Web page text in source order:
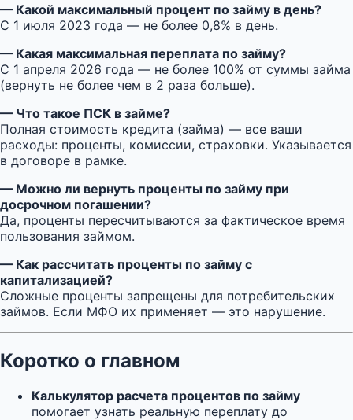
— Какой максимальный процент по займу в день?
С 1 июля 2023 года — не более 0,8% в день.
— Какая максимальная переплата по займу?
С 1 апреля 2026 года — не более 100% от суммы займа
(вернуть не более чем в 2 раза больше).
— Что такое ПСК в займе?
Полная стоимость кредита (займа) — все ваши
расходы: проценты, комиссии, страховки. Указывается
в договоре в рамке.
— Можно ли вернуть проценты по займу при
досрочном погашении?
Да, проценты пересчитываются за фактическое время
пользования займом.
— Как рассчитать проценты по займу с
капитализацией?
Сложные проценты запрещены для потребительских
займов. Если МФО их применяет — это нарушение.
Коротко о главном
Калькулятор расчета процентов по займу
помогает узнать реальную переплату до